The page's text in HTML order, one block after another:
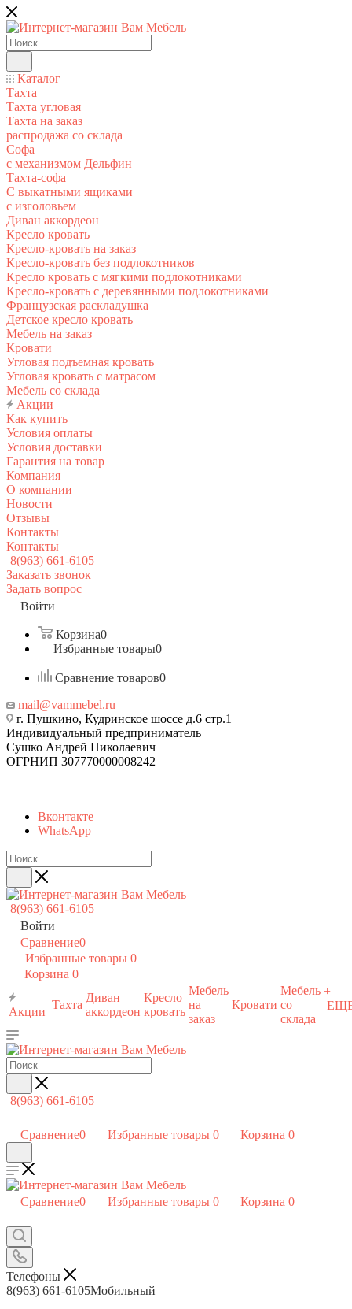
Каталог
Тахта
Тахта угловая
Тахта на заказ
распродажа со склада
Софа
с механизмом Дельфин
Тахта-софа
С выкатными ящиками
с изголовьем
Диван аккордеон
Кресло кровать
Кресло-кровать на заказ
Кресло-кровать без подлокотников
Кресло кровать с мягкими подлокотниками
Кресло-кровать с деревянными подлокотниками
Французская раскладушка
Детское кресло кровать
Мебель на заказ
Кровати
Угловая подъемная кровать
Угловая кровать с матрасом
Мебель со склада
Акции
Как купить
Условия оплаты
Условия доставки
Гарантия на товар
Компания
О компании
Новости
Отзывы
Контакты
Контакты
8(963) 661-6105
Заказать звонок
Задать вопрос
Войти
Корзина0
Избранные товары0
Сравнение товаров0
mail@vammebel.ru
г. Пушкино, Кудринское шоссе д.6 стр.1
Индивидуальный предприниматель
Сушко Андрей Николаевич
ОГРНИП 307770000008242
Вконтакте
WhatsApp
8(963) 661-6105
Войти
Сравнение0
Избранные товары 0
Корзина 0
Акции
Тахта
Диван
аккордеон
Кресло
кровать
Мебель
на
заказ
Кровати
Мебель
со
склада
+
8(963) 661-6105
Сравнение0 Избранные товары 0 Корзина 0
Сравнение0 Избранные товары 0 Корзина 0
Телефоны
8(963) 661-6105Мобильный